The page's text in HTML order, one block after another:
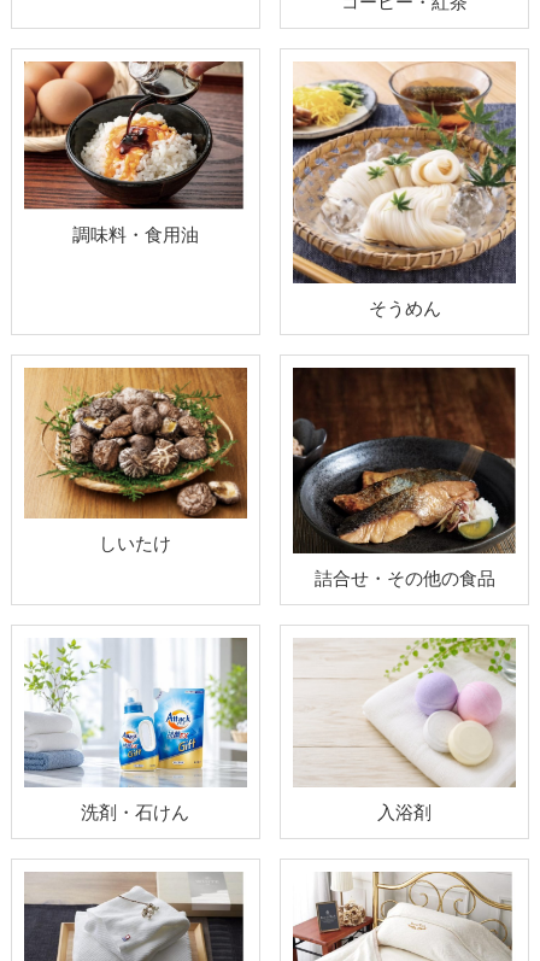
調味料・食用油
そうめん
しいたけ
詰合せ・その他の食品
洗剤・石けん 入浴剤